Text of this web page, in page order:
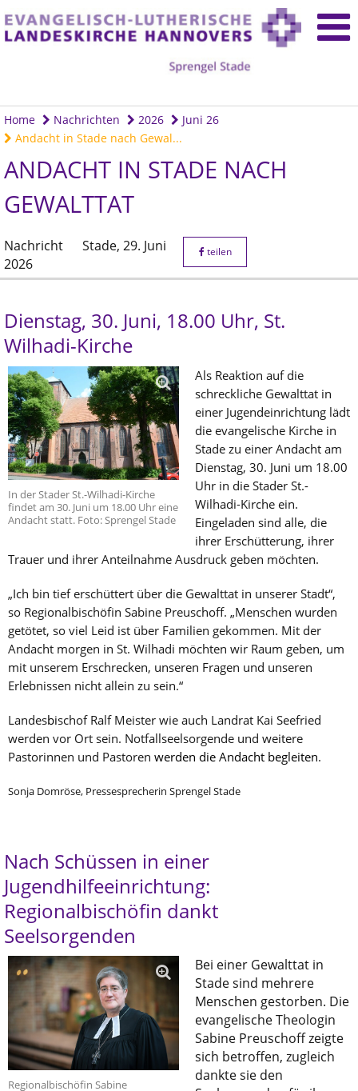
Home Nachrichten 2026
Juni 26
Andacht in Stade nach Gewal...
ANDACHT IN STADE NACH
GEWALTTAT
Nachricht Stade, 29. Juni
2026
teilen
Dienstag, 30. Juni, 18.00 Uhr, St.
Wilhadi-Kirche
In der Stader St.-Wilhadi-Kirche
findet am 30. Juni um 18.00 Uhr eine
Andacht statt. Foto: Sprengel Stade
Als Reaktion auf die
schreckliche Gewalttat in
einer Jugendeinrichtung lädt
die evangelische Kirche in
Stade zu einer Andacht am
Dienstag, 30. Juni um 18.00
Uhr in die Stader St.-
Wilhadi-Kirche ein.
Eingeladen sind alle, die
ihrer Erschütterung, ihrer
Trauer und ihrer Anteilnahme Ausdruck geben möchten.
„Ich bin tief erschüttert über die Gewalttat in unserer Stadt“,
so Regionalbischöfin Sabine Preuschoff. „Menschen wurden
getötet, so viel Leid ist über Familien gekommen. Mit der
Andacht morgen in St. Wilhadi möchten wir Raum geben, um
mit unserem Erschrecken, unseren Fragen und unseren
Erlebnissen nicht allein zu sein.“
Landesbischof Ralf Meister wie auch Landrat Kai Seefried
werden vor Ort sein. Notfallseelsorgende und weitere
Pastorinnen und Pastoren werden die Andacht begleiten.
Sonja Domröse, Pressesprecherin Sprengel Stade
Nach Schüssen in einer
Jugendhilfeeinrichtung:
Regionalbischöfin dankt
Seelsorgenden
Regionalbischöfin Sabine
Bei einer Gewalttat in
Stade sind mehrere
Menschen gestorben. Die
evangelische Theologin
Sabine Preuschoff zeigte
sich betroffen, zugleich
dankte sie den